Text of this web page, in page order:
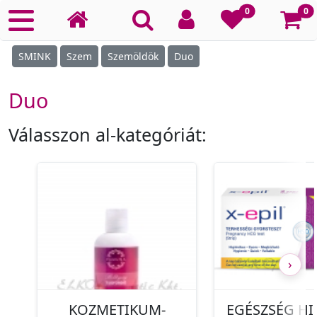
0 0
SMINK Szem Szemöldök Duo
Duo
Válasszon al-kategóriát:
KOZMETIKUM- EGÉSZSÉG
›